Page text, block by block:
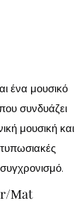
ένα μουσικό
συνδυάζει
μουσική και
Μat